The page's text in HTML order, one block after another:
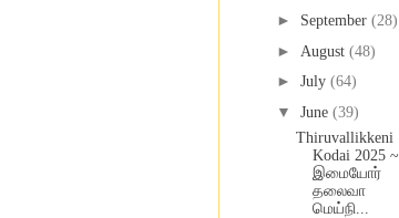
► September (28)
► August (48)
► July (64)
▼ June (39)
Thiruvallikkeni
Kodai 2025 ~
இமையோர்
தலைவா
மெய்நி...